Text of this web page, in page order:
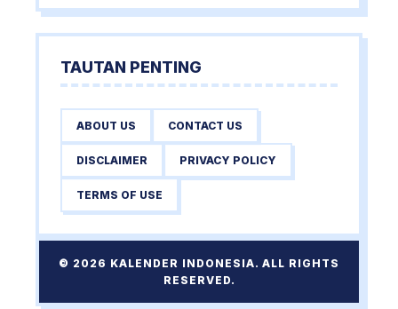
TAUTAN PENTING
ABOUT US CONTACT US
DISCLAIMER PRIVACY POLICY
TERMS OF USE
© 2026 KALENDER INDONESIA. ALL RIGHTS
RESERVED.